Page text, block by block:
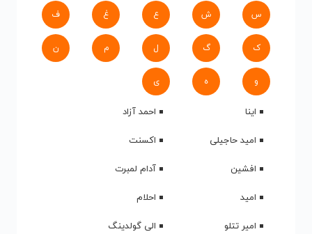
س ش ع غ ف
ک گ ل م ن
و ه ی
اینا
احمد آزاد
امید حاجیلی
اکسنت
افشین
آدام لمبرت
امید
احلام
امیر تتلو
الی گولدینگ